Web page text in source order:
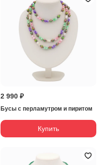
2 990 ₽
Бусы с перламутром и пиритом
Купить